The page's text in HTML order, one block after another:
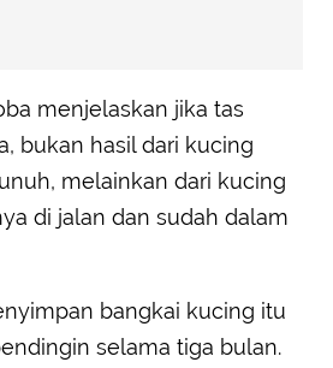
menjelaskan jika tas
bukan hasil dari kucing
melainkan dari kucing
di jalan dan sudah dalam
bangkai kucing itu
selama tiga bulan.